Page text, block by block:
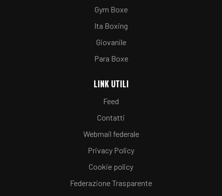
Gym Boxe
Ita Boxing
Giovanile
Para Boxe
LINK UTILI
Feed
Contatti
Webmail federale
Privacy Policy
Cookie policy
Federazione Trasparente